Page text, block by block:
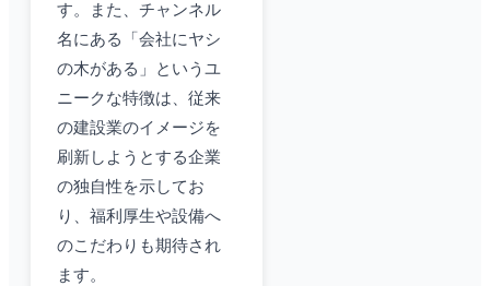
す。また、チャンネル
名にある「会社にヤシ
の木がある」というユ
ニークな特徴は、従来
の建設業のイメージを
刷新しようとする企業
の独自性を示してお
り、福利厚生や設備へ
のこだわりも期待され
ます。